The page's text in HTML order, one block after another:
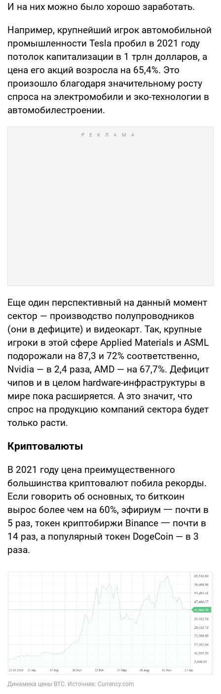
И на них можно было хорошо заработать.
Например, крупнейший игрок автомобильной
промышленности Tesla пробил в 2021 году
потолок капитализации в 1 трлн долларов, а
цена его акций возросла на 65,4%. Это
произошло благодаря значительному росту
спроса на электромобили и эко-технологии в
автомобилестроении.
Еще один перспективный на данный момент
сектор — производство полупроводников
(они в дефиците) и видеокарт. Так, крупные
игроки в этой сфере Applied Materials и ASML
подорожали на 87,3 и 72% соответственно,
Nvidia — в 2,4 раза, AMD — на 67,7%. Дефицит
чипов и в целом hardware-инфраструктуры в
мире пока расширяется. А это значит, что
спрос на продукцию компаний сектора будет
только расти.
Криптовалюты
В 2021 году цена преимущественного
большинства криптовалют побила рекорды.
Если говорить об основных, то биткоин
вырос более чем на 60%, эфириум 一 почти в
5 раз, токен криптобиржи Binance 一 почти в
14 раз, а популярный токен DogeCoin — в 3
раза.